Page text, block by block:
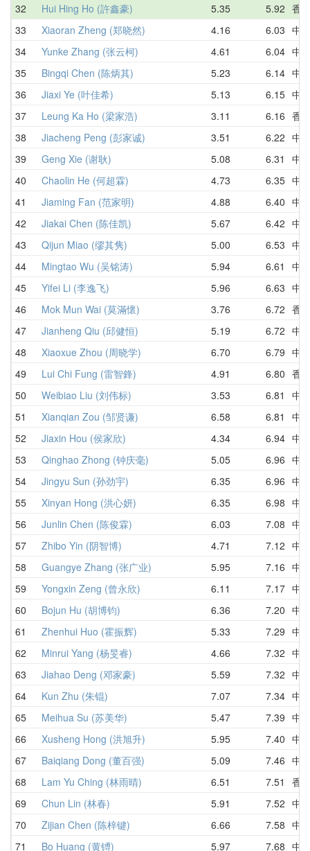
32
Hui Hing Ho (許鑫豪) 5.35 5.92 香
33
Xiaoran Zheng (郑晓然) 4.16 6.03 中
34
Yunke Zhang (张云柯) 4.61 6.04 中
35
Bingqi Chen (陈炳其) 5.23 6.14 中
36
Jiaxi Ye (叶佳希) 5.13 6.15 中
37
Leung Ka Ho (梁家浩) 3.11 6.16 香
38
Jiacheng Peng (彭家诚) 3.51 6.22 中
39
Geng Xie (谢耿) 5.08 6.31
中
40
Chaolin He (何超霖) 4.73 6.35 中
41
Jiaming Fan (范家明) 4.88 6.40 中
42
Jiakai Chen (陈佳凯) 5.67 6.42 中
43
Qijun Miao (缪其隽) 5.00 6.53 中
44
Mingtao Wu (吴铭涛) 5.94 6.61
中
45
Yifei Li (李逸飞) 5.96 6.63 中
46
Mok Mun Wai (莫滿懷) 3.76 6.72 香
47
Jianheng Qiu (邱健恒) 5.19 6.72 中
48
Xiaoxue Zhou (周晓学) 6.70 6.79 中
49
Lui Chi Fung (雷智鋒) 4.91 6.80 香
50
Weibiao Liu (刘伟标) 3.53 6.81
中
51
Xianqian Zou (邹贤谦) 6.58 6.81
中
52
Jiaxin Hou (侯家欣) 4.34 6.94 中
53
Qinghao Zhong (钟庆毫) 5.05 6.96 中
54
Jingyu Sun (孙劲宇) 6.35 6.96 中
55
Xinyan Hong (洪心妍) 6.35 6.98 中
56
Junlin Chen (陈俊霖) 6.03 7.08 中
57
Zhibo Yin (阴智博) 4.71 7.12 中
58
Guangye Zhang (张广业) 5.95 7.16 中
59
Yongxin Zeng (曾永欣) 6.11 7.17 中
60
Bojun Hu (胡博钧) 6.36 7.20 中
61
Zhenhui Huo (霍振辉) 5.33 7.29 中
62
Minrui Yang (杨旻睿) 4.66 7.32 中
63
Jiahao Deng (邓家豪) 5.59 7.32 中
64
Kun Zhu (朱锟) 7.07 7.34 中
65
Meihua Su (苏美华) 5.47 7.39 中
66
Xusheng Hong (洪旭升) 5.95 7.40 中
67
Baiqiang Dong (董百强) 5.09 7.46 中
68
Lam Yu Ching (林雨晴) 6.51 7.51
香
69
Chun Lin (林春) 5.91 7.52 中
70
Zijian Chen (陈梓键) 6.66 7.58 中
71
Bo Huang (黄镈) 5.97 7.68 中